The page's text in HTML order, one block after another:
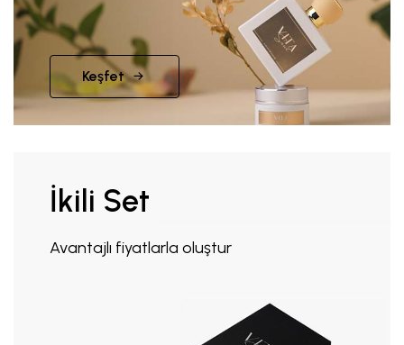
Keşfet
İkili Set
Avantajlı fiyatlarla oluştur